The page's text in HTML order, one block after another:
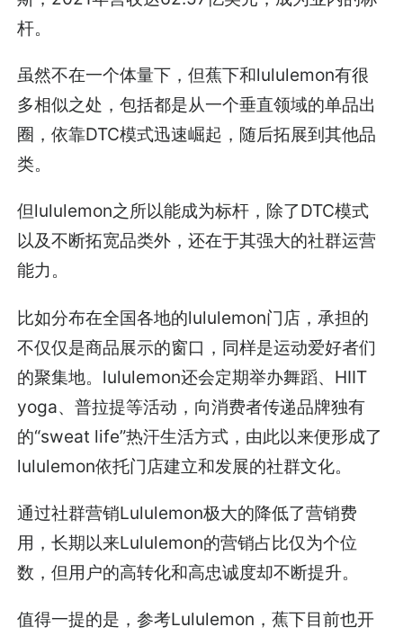
杆。
虽然不在一个体量下，但蕉下和lululemon有很
多相似之处，包括都是从一个垂直领域的单品出
圈，依靠DTC模式迅速崛起，随后拓展到其他品
类。
但lululemon之所以能成为标杆，除了DTC模式
以及不断拓宽品类外，还在于其强大的社群运营
能力。
比如分布在全国各地的lululemon门店，承担的
不仅仅是商品展示的窗口，同样是运动爱好者们
的聚集地。lululemon还会定期举办舞蹈、HIIT
yoga、普拉提等活动，向消费者传递品牌独有
的“sweat life”热汗生活方式，由此以来便形成了
lululemon依托门店建立和发展的社群文化。
通过社群营销Lululemon极大的降低了营销费
用，长期以来Lululemon的营销占比仅为个位
数，但用户的高转化和高忠诚度却不断提升。
值得一提的是，参考Lululemon，蕉下目前也开